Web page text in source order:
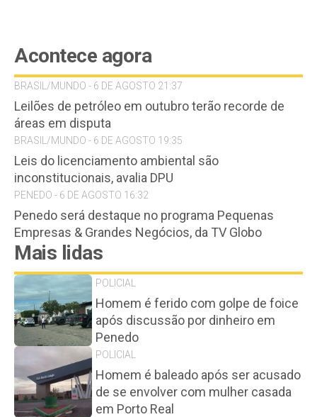
Acontece agora
BRASIL/MUNDO - 6 DE AGOSTO 21:37
Leilões de petróleo em outubro terão recorde de
áreas em disputa
BRASIL/MUNDO - 6 DE AGOSTO 19:35
Leis do licenciamento ambiental são
inconstitucionais, avalia DPU
PENEDO - 6 DE AGOSTO 16:32
Penedo será destaque no programa Pequenas
Empresas & Grandes Negócios, da TV Globo
Mais lidas
POLICIAL
Homem é ferido com golpe de foice
após discussão por dinheiro em
Penedo
POLICIAL
Homem é baleado após ser acusado
de se envolver com mulher casada
em Porto Real